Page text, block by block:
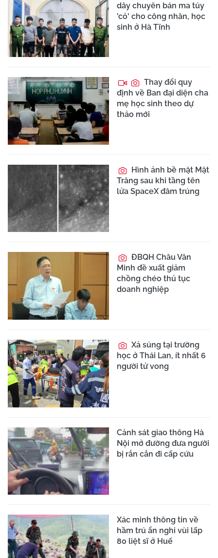
dây chuyên bán ma túy
'cỏ' cho công nhân, học
sinh ở Hà Tĩnh
Thay đổi quy
định về Ban đại diện cha
mẹ học sinh theo dự
thảo mới
Hình ảnh bề mặt Mặt
Trăng sau khi tầng tên
lửa SpaceX đâm trúng
ĐBQH Châu Văn
Minh đề xuất giảm
chồng chéo thủ tục
doanh nghiệp
Xả súng tại trường
học ở Thái Lan, ít nhất 6
người tử vong
Cảnh sát giao thông Hà
Nội mở đường đưa người
bị rắn cắn đi cấp cứu
Xác minh thông tin về
hầm trú ẩn nghi vùi lấp
80 liệt sĩ ở Huế